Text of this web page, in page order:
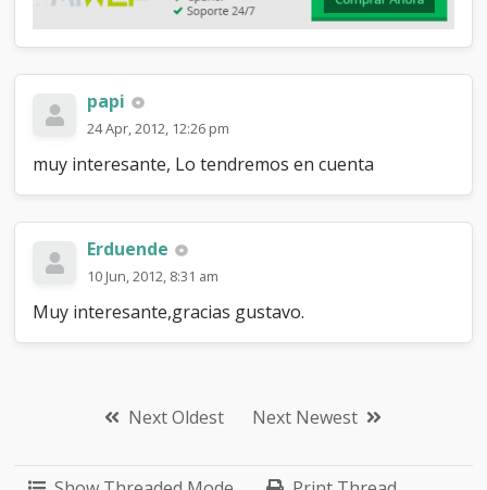
papi
24 Apr, 2012, 12:26 pm
muy interesante, Lo tendremos en cuenta
Erduende
10 Jun, 2012, 8:31 am
Muy interesante,gracias gustavo.
Next Oldest Next Newest